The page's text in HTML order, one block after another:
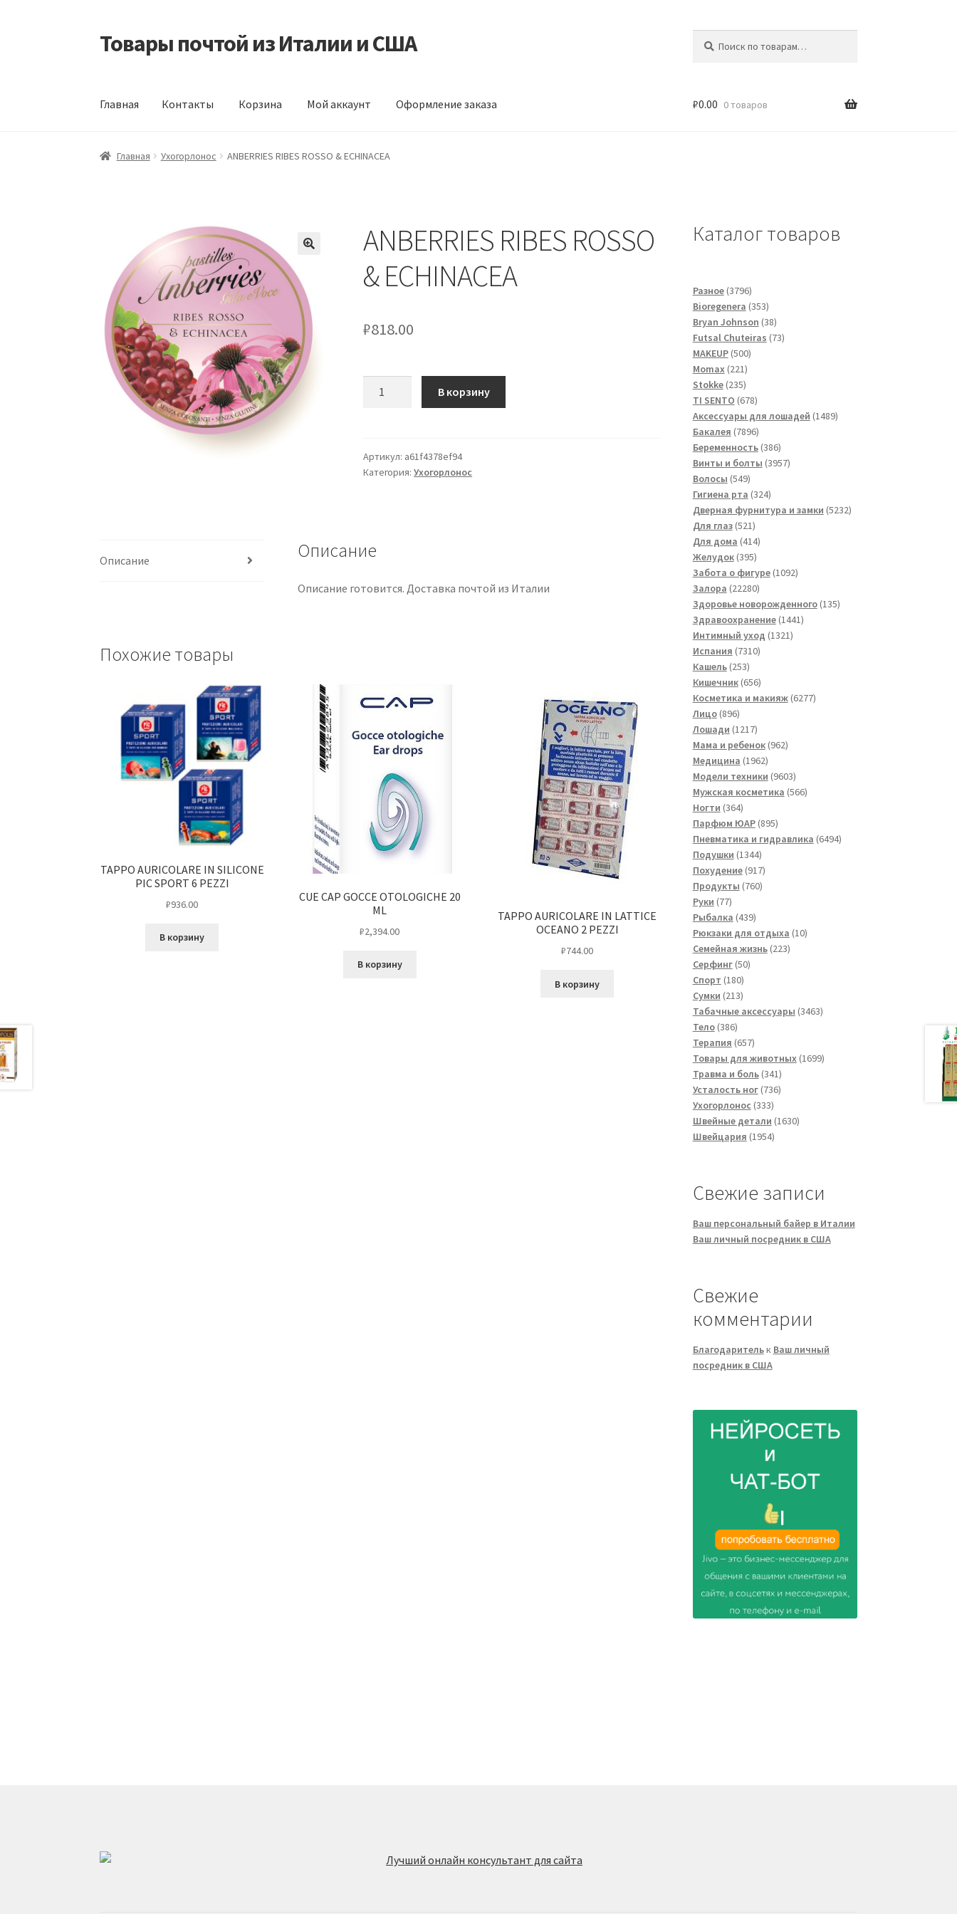
Перейти
к
Перейти
к
Товары почтой из Италии и США
Главная Контакты Корзина Мой аккаунт Оформление заказа
Главная Контакты КорзинаМой аккаунтОформление заказа
₽0.00 0 товаров
Главная Ухогорлонос ANBERRIES RIBES ROSSO & ECHINACEA
ANBERRIES RIBES ROSSO
& ECHINACEA
₽818.00
ROSSO
&
В корзину
Артикул: a61f4378ef94
Категория:Ухогорлонос
Описание Описание
Описание готовится. Доставка почтой из Италии
Похожие товары
TAPPO AURICOLARE IN SILICONE
PIC SPORT 6 PEZZI
₽936.00
В корзину
CUE CAP GOCCE OTOLOGICHE 20
ML
₽2,394.00
В корзину
TAPPO AURICOLARE IN LATTICE
OCEANO 2 PEZZI
₽744.00
В корзину
Каталог товаров
Разное 37963796
товаров
Bioregenera 353353
товара
Bryan Johnson 3838
товаров
Futsal Сhuteiras 7373
MAKEUP 500500
Momax 221221
товар
Stokke 235235
товаров
TI SENTO 678678
товаров
Аксессуары для лошадей 14891489
Бакалея 78967896
товаров
Беременность 386386
товаров
Винты и болты 39573957
Волосы 549549
товаров
Гигиена рта 324324
товара
Дверная фурнитура и замки 52325232
Для глаз 521521
товар
Для дома 414414
Желудок 395395
товаров
Забота о фигуре 10921092
Залора 2228022280
товаров
Здоровье новорожденного 135135
Здравоохранение 14411441
Интимный уход 13211321
Испания 73107310
Кашель 253253
товара
Кишечник 656656
товаров
Косметика и макияж 62776277
Лицо 896896
товаров
Лошади 12171217
товаров
Мама и ребенок 962962
Медицина 19621962
товара
Модели техники 96039603
товара
Мужская косметика 566566
Ногти 364364
товара
Парфюм ЮАР 895895
товаров
Пневматика и гидравлика 64946494
Подушки 13441344
товара
Похудение 917917
товаров
Продукты 760760
Руки 7777
товаров
Рыбалка 439439
товаров
Рюкзаки для отдыха 1010
Семейная жизнь 223223
Серфинг 5050
Спорт 180180
товаров
Сумки 213213
товаров
Табачные аксессуары 34633463
Тело 386386
товаров
Терапия 657657
товаров
Товары для животных 16991699
Травма и боль 341341
товар
Усталость ног 736736
Ухогорлонос 333333
товара
Швейные детали 16301630
Швейцария 19541954
Свежие записи
Ваш персональный байер в Италии
Ваш личный посредник в США
Свежие
комментарии
Благодарительк Ваш личный
посредник в США